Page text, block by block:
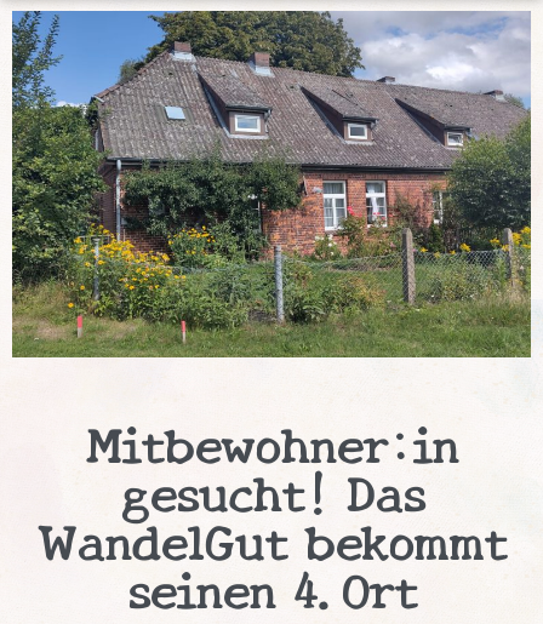
Mitbewohner:in
gesucht! Das
WandelGut bekommt
seinen 4.Ort